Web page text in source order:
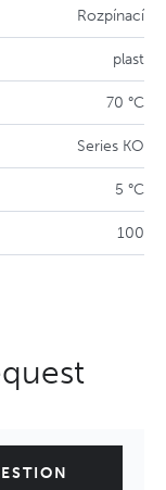
Rozpínací
plast
70 °C
Series KO
5 °C
100